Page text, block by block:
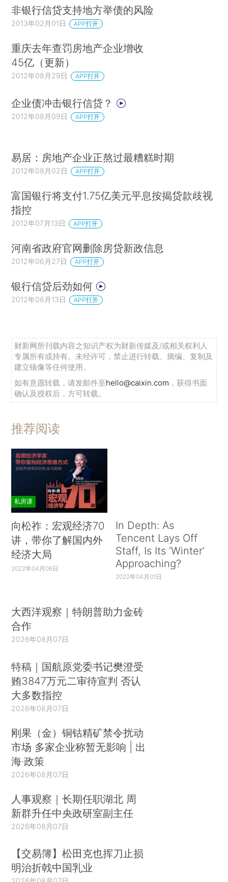
非银行信贷支持地方举债的风险
2013年02月01日 APP打开
重庆去年查罚房地产企业增收
45亿（更新）
2012年08月29日 APP打开
企业债冲击银行信贷？
2012年08月09日 APP打开
易居：房地产企业正熬过最糟糕时期
2012年08月02日 APP打开
富国银行将支付1.75亿美元平息按揭贷款歧视
指控
2012年07月13日 APP打开
河南省政府官网删除房贷新政信息
2012年06月27日 APP打开
银行信贷后劲如何
2012年06月13日 APP打开
财新网所刊载内容之知识产权为财新传媒及/或相关权利人
专属所有或持有。未经许可，禁止进行转载、摘编、复制及
建立镜像等任何使用。
如有意愿转载，请发邮件至hello@caixin.com ，获得书面
确认及授权后，方可转载。
推荐阅读
私房课
向松祚：宏观经济70
讲，带你了解国内外
经济大局
2022年04月06日
In Depth: As
Tencent Lays Off
Staff, Is Its ‘Winter’
Approaching?
2022年04月01日
大西洋观察｜特朗普助力金砖
合作
2026年08月07日
特稿｜国航原党委书记樊澄受
贿3847万元二审待宣判 否认
大多数指控
2026年08月07日
刚果（金）铜钴精矿禁令扰动
市场 多家企业称暂无影响 | 出
海·政策
2026年08月07日
人事观察｜长期任职湖北 周
新群升任中央政研室副主任
2026年08月07日
【交易簿】松田克也挥刀止损
明治折戟中国乳业